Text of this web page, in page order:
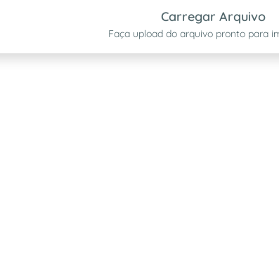
da sua empresa para criar uma imagem
e outros materiais com segurança.
de forma profissional e bem organizada.
design, refletindo a excelência da sua marca
Carregar Arquivo
Faça upload do arquivo pronto para